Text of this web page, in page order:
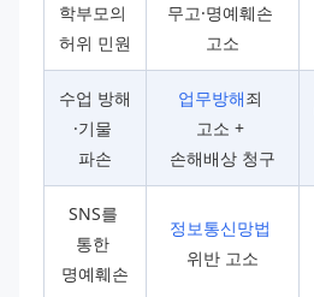
학부모의
허위 민원
무고·명예훼손
고소
수업 방해
·기물
파손
업무방해죄
고소 +
손해배상 청구
SNS를
통한
명예훼손
정보통신망법
위반 고소